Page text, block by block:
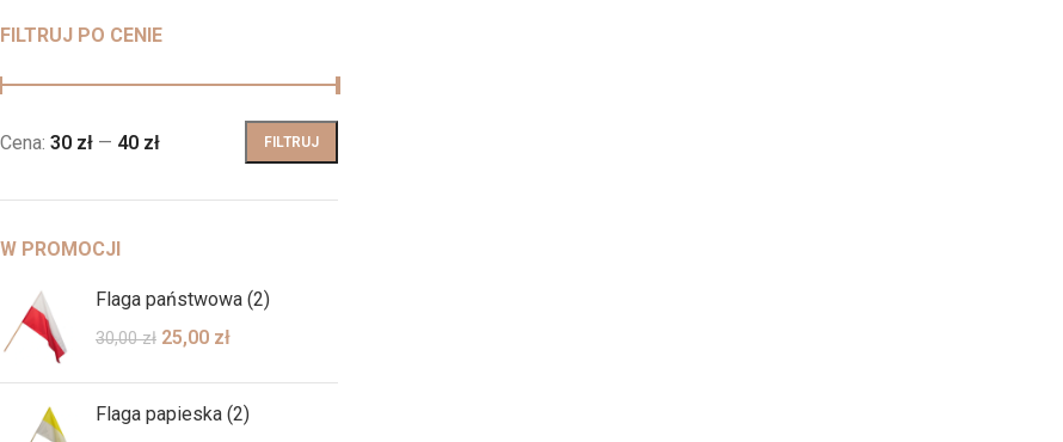
FILTRUJ PO CENIE
FILTRUJ
Cena: 30 zł — 40 zł
W PROMOCJI
Flaga państwowa (2)
30,00zł 25,00 zł
Flaga papieska (2)